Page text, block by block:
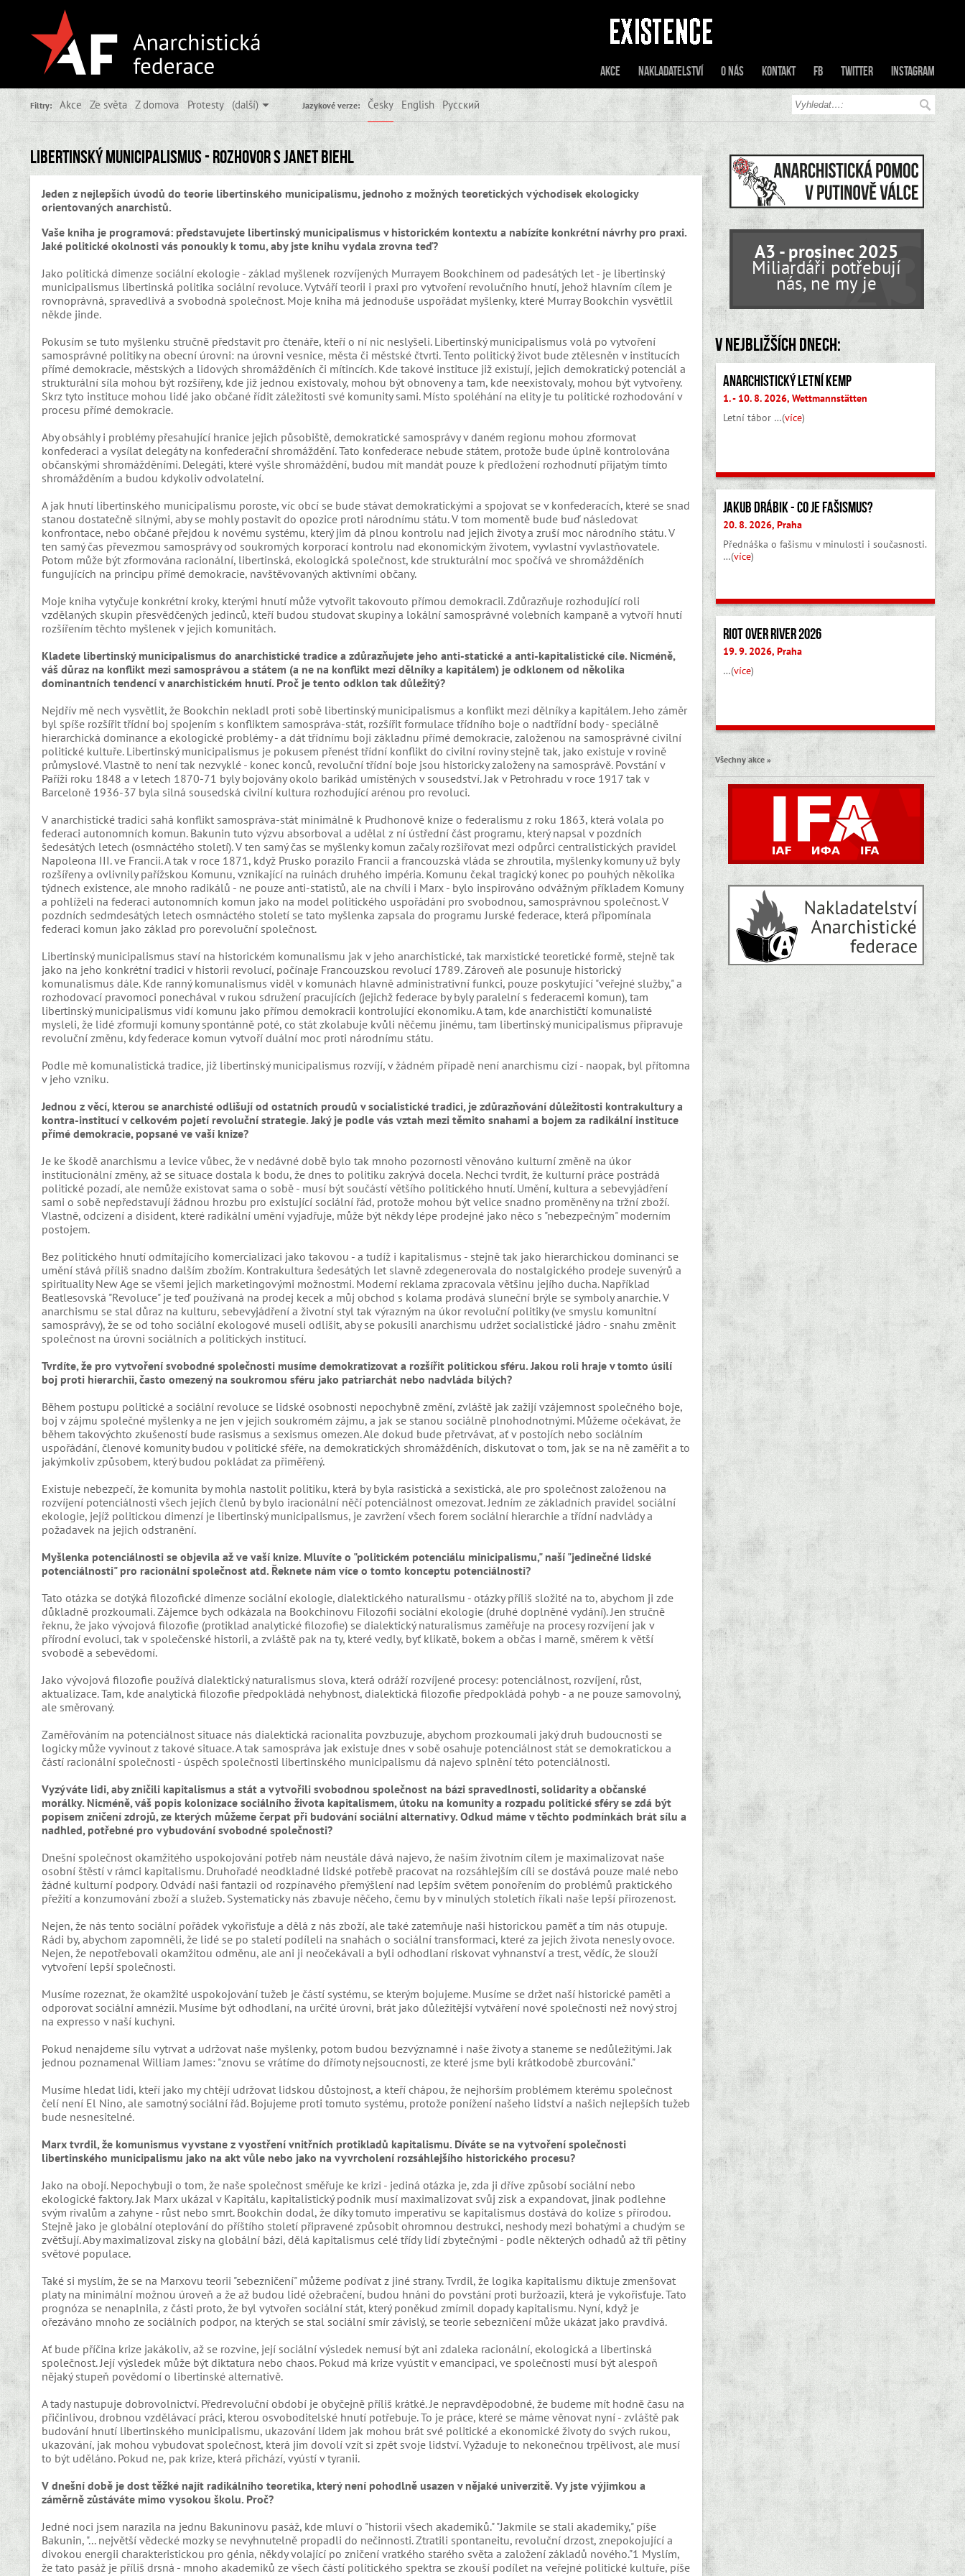
Akce Nakladatelství O nás Kontakt FB Twitter Instagram
Filtry: Akce Ze světa Z domova Protesty (další) Jazykové verze: Česky English Русский
Libertinský municipalismus - rozhovor s Janet Biehl
Jeden z nejlepších úvodů do teorie libertinského municipalismu, jednoho z možných teoretických východisek ekologicky
orientovaných anarchistů.
Vaše kniha je programová: představujete libertinský municipalismus v historickém kontextu a nabízíte konkrétní návrhy pro praxi.
Jaké politické okolnosti vás ponoukly k tomu, aby jste knihu vydala zrovna teď?
Jako politická dimenze sociální ekologie - základ myšlenek rozvíjených Murrayem Bookchinem od padesátých let - je libertinský
municipalismus libertinská politika sociální revoluce. Vytváří teorii i praxi pro vytvoření revolučního hnutí, jehož hlavním cílem je
rovnoprávná, spravedlivá a svobodná společnost. Moje kniha má jednoduše uspořádat myšlenky, které Murray Bookchin vysvětlil
někde jinde.
Pokusím se tuto myšlenku stručně představit pro čtenáře, kteří o ní nic neslyšeli. Libertinský municipalismus volá po vytvoření
samosprávné politiky na obecní úrovni: na úrovni vesnice, města či městské čtvrti. Tento politický život bude ztělesněn v institucích
přímé demokracie, městských a lidových shromážděních či mítincích. Kde takové instituce již existují, jejich demokratický potenciál a
strukturální síla mohou být rozšířeny, kde již jednou existovaly, mohou být obnoveny a tam, kde neexistovaly, mohou být vytvořeny.
Skrz tyto instituce mohou lidé jako občané řídit záležitosti své komunity sami. Místo spoléhání na elity je tu politické rozhodování v
procesu přímé demokracie.
Aby obsáhly i problémy přesahující hranice jejich působiště, demokratické samosprávy v daném regionu mohou zformovat
konfederaci a vysílat delegáty na konfederační shromáždění. Tato konfederace nebude státem, protože bude úplně kontrolována
občanskými shromážděními. Delegáti, které vyšle shromáždění, budou mít mandát pouze k předložení rozhodnutí přijatým tímto
shromážděním a budou kdykoliv odvolatelní.
A jak hnutí libertinského municipalismu poroste, víc obcí se bude stávat demokratickými a spojovat se v konfederacích, které se snad
stanou dostatečně silnými, aby se mohly postavit do opozice proti národnímu státu. V tom momentě bude buď následovat
konfrontace, nebo občané přejdou k novému systému, který jim dá plnou kontrolu nad jejich životy a zruší moc národního státu. V
ten samý čas převezmou samosprávy od soukromých korporací kontrolu nad ekonomickým životem, vyvlastní vyvlastňovatele.
Potom může být zformována racionální, libertinská, ekologická společnost, kde strukturální moc spočívá ve shromážděních
fungujících na principu přímé demokracie, navštěvovaných aktivními občany.
Moje kniha vytyčuje konkrétní kroky, kterými hnutí může vytvořit takovouto přímou demokracii. Zdůrazňuje rozhodující roli
vzdělaných skupin přesvědčených jedinců, kteří budou studovat skupiny a lokální samosprávné volebních kampaně a vytvoří hnutí
rozšířením těchto myšlenek v jejich komunitách.
Kladete libertinský municipalismus do anarchistické tradice a zdůrazňujete jeho anti-statické a anti-kapitalistické cíle. Nicméně,
váš důraz na konflikt mezi samosprávou a státem (a ne na konflikt mezi dělníky a kapitálem) je odklonem od několika
dominantních tendencí v anarchistickém hnutí. Proč je tento odklon tak důležitý?
Nejdřív mě nech vysvětlit, že Bookchin nekladl proti sobě libertinský municipalismus a konflikt mezi dělníky a kapitálem. Jeho záměr
byl spíše rozšířit třídní boj spojením s konfliktem samospráva-stát, rozšířit formulace třídního boje o nadtřídní body - speciálně
hierarchická dominance a ekologické problémy - a dát třídnímu boji základnu přímé demokracie, založenou na samosprávné civilní
politické kultuře. Libertinský municipalismus je pokusem přenést třídní konflikt do civilní roviny stejně tak, jako existuje v rovině
průmyslové. Vlastně to není tak nezvyklé - konec konců, revoluční třídní boje jsou historicky založeny na samosprávě. Povstání v
Paříži roku 1848 a v letech 1870-71 byly bojovány okolo barikád umístěných v sousedství. Jak v Petrohradu v roce 1917 tak v
Barceloně 1936-37 byla silná sousedská civilní kultura rozhodující arénou pro revoluci.
V anarchistické tradici sahá konflikt samospráva-stát minimálně k Prudhonově knize o federalismu z roku 1863, která volala po
federaci autonomních komun. Bakunin tuto výzvu absorboval a udělal z ní ústřední část programu, který napsal v pozdních
šedesátých letech (osmnáctého století). V ten samý čas se myšlenky komun začaly rozšiřovat mezi odpůrci centralistických pravidel
Napoleona III. ve Francii. A tak v roce 1871, když Prusko porazilo Francii a francouzská vláda se zhroutila, myšlenky komuny už byly
rozšířeny a ovlivnily pařížskou Komunu, vznikající na ruinách druhého impéria. Komunu čekal tragický konec po pouhých několika
týdnech existence, ale mnoho radikálů - ne pouze anti-statistů, ale na chvíli i Marx - bylo inspirováno odvážným příkladem Komuny
a pohlíželi na federaci autonomních komun jako na model politického uspořádání pro svobodnou, samosprávnou společnost. V
pozdních sedmdesátých letech osmnáctého století se tato myšlenka zapsala do programu Jurské federace, která připomínala
federaci komun jako základ pro porevoluční společnost.
Libertinský municipalismus staví na historickém komunalismu jak v jeho anarchistické, tak marxistické teoretické formě, stejně tak
jako na jeho konkrétní tradici v historii revolucí, počínaje Francouzskou revolucí 1789. Zároveň ale posunuje historický
komunalismus dále. Kde ranný komunalismus viděl v komunách hlavně administrativní funkci, pouze poskytující "veřejné služby," a
rozhodovací pravomoci ponechával v rukou sdružení pracujících (jejichž federace by byly paralelní s federacemi komun), tam
libertinský municipalismus vidí komunu jako přímou demokracii kontrolující ekonomiku. A tam, kde anarchističtí komunalisté
mysleli, že lidé zformují komuny spontánně poté, co stát zkolabuje kvůli něčemu jinému, tam libertinský municipalismus připravuje
revoluční změnu, kdy federace komun vytvoří duální moc proti národnímu státu.
Podle mě komunalistická tradice, již libertinský municipalismus rozvíjí, v žádném případě není anarchismu cizí - naopak, byl přítomna
v jeho vzniku.
Jednou z věcí, kterou se anarchisté odlišují od ostatních proudů v socialistické tradici, je zdůrazňování důležitosti kontrakultury a
kontra-institucí v celkovém pojetí revoluční strategie. Jaký je podle vás vztah mezi těmito snahami a bojem za radikální instituce
přímé demokracie, popsané ve vaší knize?
Je ke škodě anarchismu a levice vůbec, že v nedávné době bylo tak mnoho pozornosti věnováno kulturní změně na úkor
institucionální změny, až se situace dostala k bodu, že dnes to politiku zakrývá docela. Nechci tvrdit, že kulturní práce postrádá
politické pozadí, ale nemůže existovat sama o sobě - musí být součástí většího politického hnutí. Umění, kultura a sebevyjádření
sami o sobě nepředstavují žádnou hrozbu pro existující sociální řád, protože mohou být velice snadno proměněny na tržní zboží.
Vlastně, odcizení a disident, které radikální umění vyjadřuje, může být někdy lépe prodejné jako něco s "nebezpečným" moderním
postojem.
Bez politického hnutí odmítajícího komercializaci jako takovou - a tudíž i kapitalismus - stejně tak jako hierarchickou dominanci se
umění stává příliš snadno dalším zbožím. Kontrakultura šedesátých let slavně zdegenerovala do nostalgického prodeje suvenýrů a
spirituality New Age se všemi jejich marketingovými možnostmi. Moderní reklama zpracovala většinu jejího ducha. Například
Beatlesovská "Revoluce" je teď používaná na prodej kecek a můj obchod s kolama prodává sluneční brýle se symboly anarchie. V
anarchismu se stal důraz na kulturu, sebevyjádření a životní styl tak výrazným na úkor revoluční politiky (ve smyslu komunitní
samosprávy), že se od toho sociální ekologové museli odlišit, aby se pokusili anarchismu udržet socialistické jádro - snahu změnit
společnost na úrovni sociálních a politických institucí.
Tvrdíte, že pro vytvoření svobodné společnosti musíme demokratizovat a rozšířit politickou sféru. Jakou roli hraje v tomto úsilí
boj proti hierarchii, často omezený na soukromou sféru jako patriarchát nebo nadvláda bílých?
Během postupu politické a sociální revoluce se lidské osobnosti nepochybně změní, zvláště jak zažijí vzájemnost společného boje,
boj v zájmu společné myšlenky a ne jen v jejich soukromém zájmu, a jak se stanou sociálně plnohodnotnými. Můžeme očekávat, že
během takovýchto zkušeností bude rasismus a sexismus omezen. Ale dokud bude přetrvávat, ať v postojích nebo sociálním
uspořádání, členové komunity budou v politické sféře, na demokratických shromážděních, diskutovat o tom, jak se na ně zaměřit a to
jakýmkoliv způsobem, který budou pokládat za přiměřený.
Existuje nebezpečí, že komunita by mohla nastolit politiku, která by byla rasistická a sexistická, ale pro společnost založenou na
rozvíjení potenciálnosti všech jejích členů by bylo iracionální něčí potenciálnost omezovat. Jedním ze základních pravidel sociální
ekologie, jejíž politickou dimenzí je libertinský municipalismus, je zavržení všech forem sociální hierarchie a třídní nadvlády a
požadavek na jejich odstranění.
Myšlenka potenciálnosti se objevila až ve vaší knize. Mluvíte o "politickém potenciálu minicipalismu," naší "jedinečné lidské
potenciálnosti" pro racionální společnost atd. Řeknete nám více o tomto konceptu potenciálnosti?
Tato otázka se dotýká filozofické dimenze sociální ekologie, dialektického naturalismu - otázky příliš složité na to, abychom ji zde
důkladně prozkoumali. Zájemce bych odkázala na Bookchinovu Filozofii sociální ekologie (druhé doplněné vydání). Jen stručně
řeknu, že jako vývojová filozofie (protiklad analytické filozofie) se dialektický naturalismus zaměřuje na procesy rozvíjení jak v
přírodní evoluci, tak v společenské historii, a zvláště pak na ty, které vedly, byť klikatě, bokem a občas i marně, směrem k větší
svobodě a sebevědomí.
Jako vývojová filozofie používá dialektický naturalismus slova, která odráží rozvíjené procesy: potenciálnost, rozvíjení, růst,
aktualizace. Tam, kde analytická filozofie předpokládá nehybnost, dialektická filozofie předpokládá pohyb - a ne pouze samovolný,
ale směrovaný.
Zaměřováním na potenciálnost situace nás dialektická racionalita povzbuzuje, abychom prozkoumali jaký druh budoucnosti se
logicky může vyvinout z takové situace. A tak samospráva jak existuje dnes v sobě osahuje potenciálnost stát se demokratickou a
částí racionální společnosti - úspěch společnosti libertinského municipalismu dá najevo splnění této potenciálnosti.
Vyzýváte lidi, aby zničili kapitalismus a stát a vytvořili svobodnou společnost na bázi spravedlnosti, solidarity a občanské
morálky. Nicméně, váš popis kolonizace sociálního života kapitalismem, útoku na komunity a rozpadu politické sféry se zdá být
popisem zničení zdrojů, ze kterých můžeme čerpat při budování sociální alternativy. Odkud máme v těchto podmínkách brát sílu a
nadhled, potřebné pro vybudování svobodné společnosti?
Dnešní společnost okamžitého uspokojování potřeb nám neustále dává najevo, že naším životním cílem je maximalizovat naše
osobní štěstí v rámci kapitalismu. Druhořadé neodkladné lidské potřebě pracovat na rozsáhlejším cíli se dostává pouze malé nebo
žádné kulturní podpory. Odvádí naši fantazii od rozpínavého přemýšlení nad lepším světem ponořením do problémů praktického
přežití a konzumování zboží a služeb. Systematicky nás zbavuje něčeho, čemu by v minulých stoletích říkali naše lepší přirozenost.
Nejen, že nás tento sociální pořádek vykořisťuje a dělá z nás zboží, ale také zatemňuje naši historickou paměť a tím nás otupuje.
Rádi by, abychom zapomněli, že lidé se po staletí podíleli na snahách o sociální transformaci, které za jejich života nenesly ovoce.
Nejen, že nepotřebovali okamžitou odměnu, ale ani ji neočekávali a byli odhodlaní riskovat vyhnanství a trest, vědíc, že slouží
vytvoření lepší společnosti.
Musíme rozeznat, že okamžité uspokojování tužeb je částí systému, se kterým bojujeme. Musíme se držet naší historické paměti a
odporovat sociální amnézii. Musíme být odhodlaní, na určité úrovni, brát jako důležitější vytváření nové společnosti než nový stroj
na expresso v naší kuchyni.
Pokud nenajdeme sílu vytrvat a udržovat naše myšlenky, potom budou bezvýznamné i naše životy a staneme se nedůležitými. Jak
jednou poznamenal William James: "znovu se vrátíme do dřímoty nejsoucnosti, ze které jsme byli krátkodobě zburcováni."
Musíme hledat lidi, kteří jako my chtějí udržovat lidskou důstojnost, a kteří chápou, že nejhorším problémem kterému společnost
čelí není El Nino, ale samotný sociální řád. Bojujeme proti tomuto systému, protože ponížení našeho lidství a našich nejlepších tužeb
bude nesnesitelné.
Marx tvrdil, že komunismus vyvstane z vyostření vnitřních protikladů kapitalismu. Díváte se na vytvoření společnosti
libertinského municipalismu jako na akt vůle nebo jako na vyvrcholení rozsáhlejšího historického procesu?
Jako na obojí. Nepochybuji o tom, že naše společnost směřuje ke krizi - jediná otázka je, zda ji dříve způsobí sociální nebo
ekologické faktory. Jak Marx ukázal v Kapitálu, kapitalistický podnik musí maximalizovat svůj zisk a expandovat, jinak podlehne
svým rivalům a zahyne - růst nebo smrt. Bookchin dodal, že díky tomuto imperativu se kapitalismus dostává do kolize s přírodou.
Stejně jako je globální oteplování do příštího století připravené způsobit ohromnou destrukci, neshody mezi bohatými a chudým se
zvětšují. Aby maximalizoval zisky na globální bázi, dělá kapitalismus celé třídy lidí zbytečnými - podle některých odhadů až tři pětiny
světové populace.
Také si myslím, že se na Marxovu teorii "sebezničení" můžeme podívat z jiné strany. Tvrdil, že logika kapitalismu diktuje zmenšovat
platy na minimální možnou úroveň a že až budou lidé ožebračení, budou hnáni do povstání proti buržoazii, která je vykořisťuje. Tato
prognóza se nenaplnila, z části proto, že byl vytvořen sociální stát, který poněkud zmírnil dopady kapitalismu. Nyní, když je
ořezáváno mnoho ze sociálních podpor, na kterých se stal sociální smír závislý, se teorie sebezničení může ukázat jako pravdivá.
Ať bude příčina krize jakákoliv, až se rozvine, její sociální výsledek nemusí být ani zdaleka racionální, ekologická a libertinská
společnost. Její výsledek může být diktatura nebo chaos. Pokud má krize vyústit v emancipaci, ve společnosti musí být alespoň
nějaký stupeň povědomí o libertinské alternativě.
A tady nastupuje dobrovolnictví. Předrevoluční období je obyčejně příliš krátké. Je nepravděpodobné, že budeme mít hodně času na
přičinlivou, drobnou vzdělávací práci, kterou osvoboditelské hnutí potřebuje. To je práce, které se máme věnovat nyní - zvláště pak
budování hnutí libertinského municipalismu, ukazování lidem jak mohou brát své politické a ekonomické životy do svých rukou,
ukazování, jak mohou vybudovat společnost, která jim dovolí vzít si zpět svoje lidství. Vyžaduje to nekonečnou trpělivost, ale musí
to být uděláno. Pokud ne, pak krize, která přichází, vyústí v tyranii.
V dnešní době je dost těžké najít radikálního teoretika, který není pohodlně usazen v nějaké univerzitě. Vy jste výjimkou a
záměrně zůstáváte mimo vysokou školu. Proč?
Jedné noci jsem narazila na jednu Bakuninovu pasáž, kde mluví o "historii všech akademiků." "Jakmile se stali akademiky," píše
Bakunin, "... největší vědecké mozky se nevyhnutelně propadli do nečinnosti. Ztratili spontaneitu, revoluční drzost, znepokojující a
divokou energii charakteristickou pro génia, někdy volající po zničení vratkého starého světa a založení základů nového."1 Myslím,
že tato pasáž je příliš drsná - mnoho akademiků ze všech částí politického spektra se zkouší podílet na veřejné politické kultuře, píše
A3 - prosinec 2025
Miliardáři potřebují
nás, ne my je
V nejbližších dnech:
Anarchistický letní kemp
1. - 10. 8. 2026, Wettmannstätten
Letní tábor …(více)
Jakub Drábik - Co je fašismus?
20. 8. 2026, Praha
Přednáška o fašismu v minulosti i současnosti.
…(více)
Riot Over River 2026
19. 9. 2026, Praha
…(více)
Všechny akce »